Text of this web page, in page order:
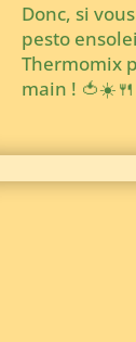
Donc, si
pesto
Thermomix
main ! 🍅☀️🍴